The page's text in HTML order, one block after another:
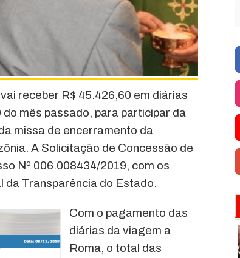
receber R$ 45.426,60 em diárias
mês passado, para participar da
missa de encerramento da
A Solicitação de Concessão de
Nº 006.008434/2019, com os
Transparência do Estado.
Com o pagamento das
diárias da viagem a
Roma, o total das